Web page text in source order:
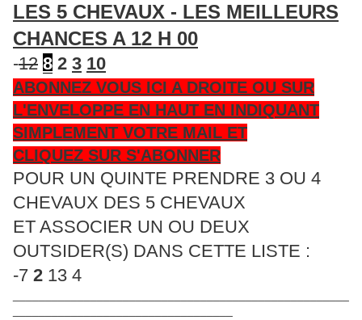
LES 5 CHEVAUX - LES MEILLEURS
CHANCES A 12 H 00
-12 8 2 3 10
ABONNEZ VOUS ICI A DROITE OU SUR
L'ENVELOPPE EN HAUT EN INDIQUANT
SIMPLEMENT VOTRE MAIL ET
CLIQUEZ SUR S'ABONNER
POUR UN QUINTE PRENDRE 3 OU 4
CHEVAUX DES 5 CHEVAUX
ET ASSOCIER UN OU DEUX
OUTSIDER(S) DANS CETTE LISTE :
-7 2 13 4